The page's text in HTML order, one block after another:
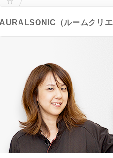
AURALSONIC（ルームクリ